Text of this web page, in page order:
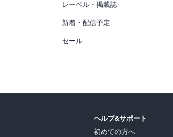
レーベル・掲載誌
新着・配信予定
セール
ヘルプ&サポート
初めての方へ